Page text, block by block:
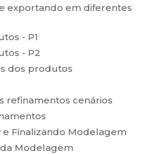
exportando em diferentes
- P1
- P2
dos produtos
refinamentos cenários
e Finalizando Modelagem
Modelagem